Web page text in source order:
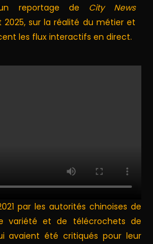
reportage de City News
2025, sur la réalité du métier et
les flux interactifs en direct.
par les autorités chinoises de
variété et de télécrochets de
avaient été critiqués pour leur